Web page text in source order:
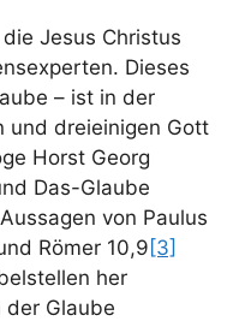
Jesus Christus
Dieses
– ist in der
und dreieinigen Gott
Horst Georg
Das-Glaube
von Paulus
Römer 10,9 [3]
her
Glaube